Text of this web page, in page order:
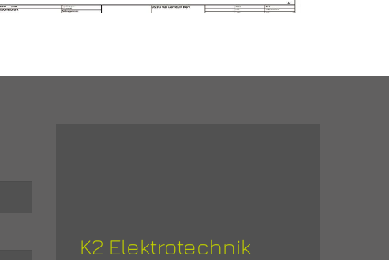
K2 Elektrotechnik